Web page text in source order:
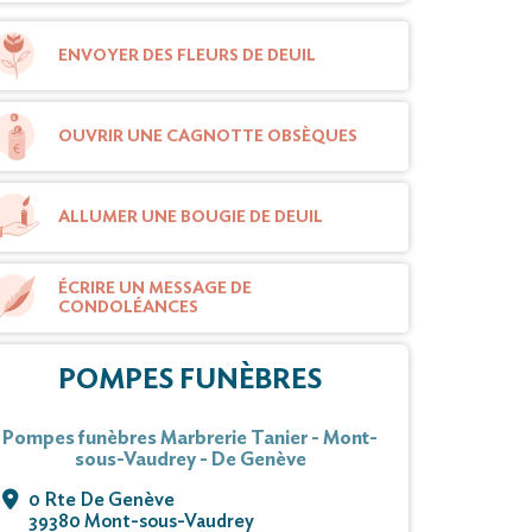
ENVOYER DES FLEURS DE DEUIL
OUVRIR UNE CAGNOTTE OBSÈQUES
ALLUMER UNE BOUGIE DE DEUIL
ÉCRIRE UN MESSAGE DE
CONDOLÉANCES
POMPES FUNÈBRES
Pompes funèbres Marbrerie Tanier - Mont-
sous-Vaudrey - De Genève
0 Rte De Genève
39380 Mont-sous-Vaudrey